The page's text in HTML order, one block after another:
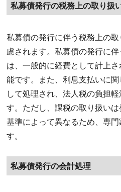
私募債発行の税務上の取り扱
私募債の発行に伴う税務上の
慮されます。私募債の発行に伴
は、一般的に経費として計上
能です。また、利息支払いに
して処理され、法人税の負担
す。ただし、課税の取り扱い
基準によって異なるため、専
す。
私募債発行の会計処理